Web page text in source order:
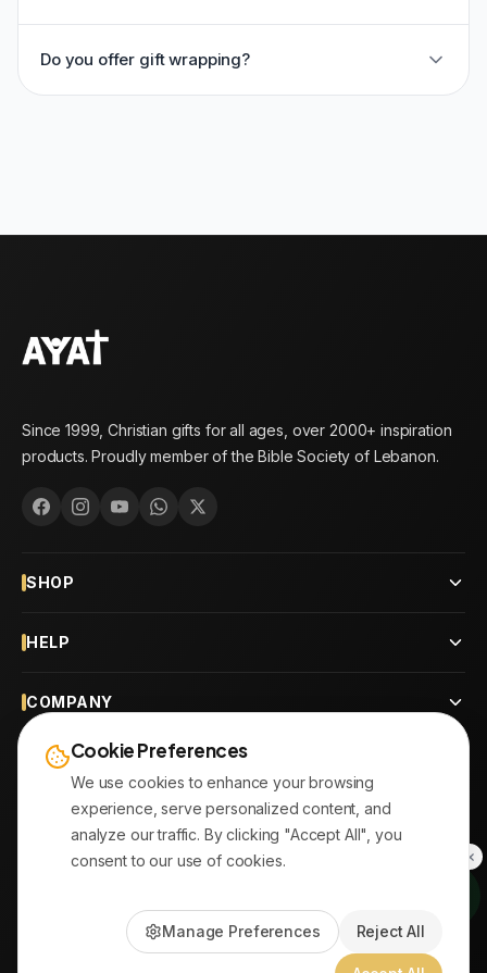
Do you offer gift wrapping?
Since 1999, Christian gifts for all ages, over 2000+ inspiration
products. Proudly member of the Bible Society of Lebanon.
SHOP
HELP
COMPANY
CONTACT
OUR BRANCHES
© 2026AYATonline.com
PayPal • Stripe| DHL Express • Aramex
Cookie Preferences
We use cookies to enhance your browsing
experience, serve personalized content, and
analyze our traffic. By clicking "Accept All", you
consent to our use of cookies.
Manage Preferences Reject All